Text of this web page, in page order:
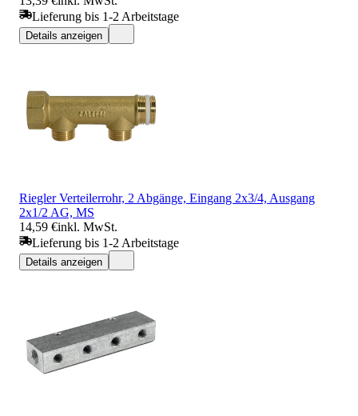
Lieferung bis 1-2 Arbeitstage
Details anzeigen
Riegler Verteilerrohr, 2 Abgänge, Eingang 2x3/4, Ausgang
2x1/2 AG, MS
14,59 €inkl. MwSt.
Lieferung bis 1-2 Arbeitstage
Details anzeigen